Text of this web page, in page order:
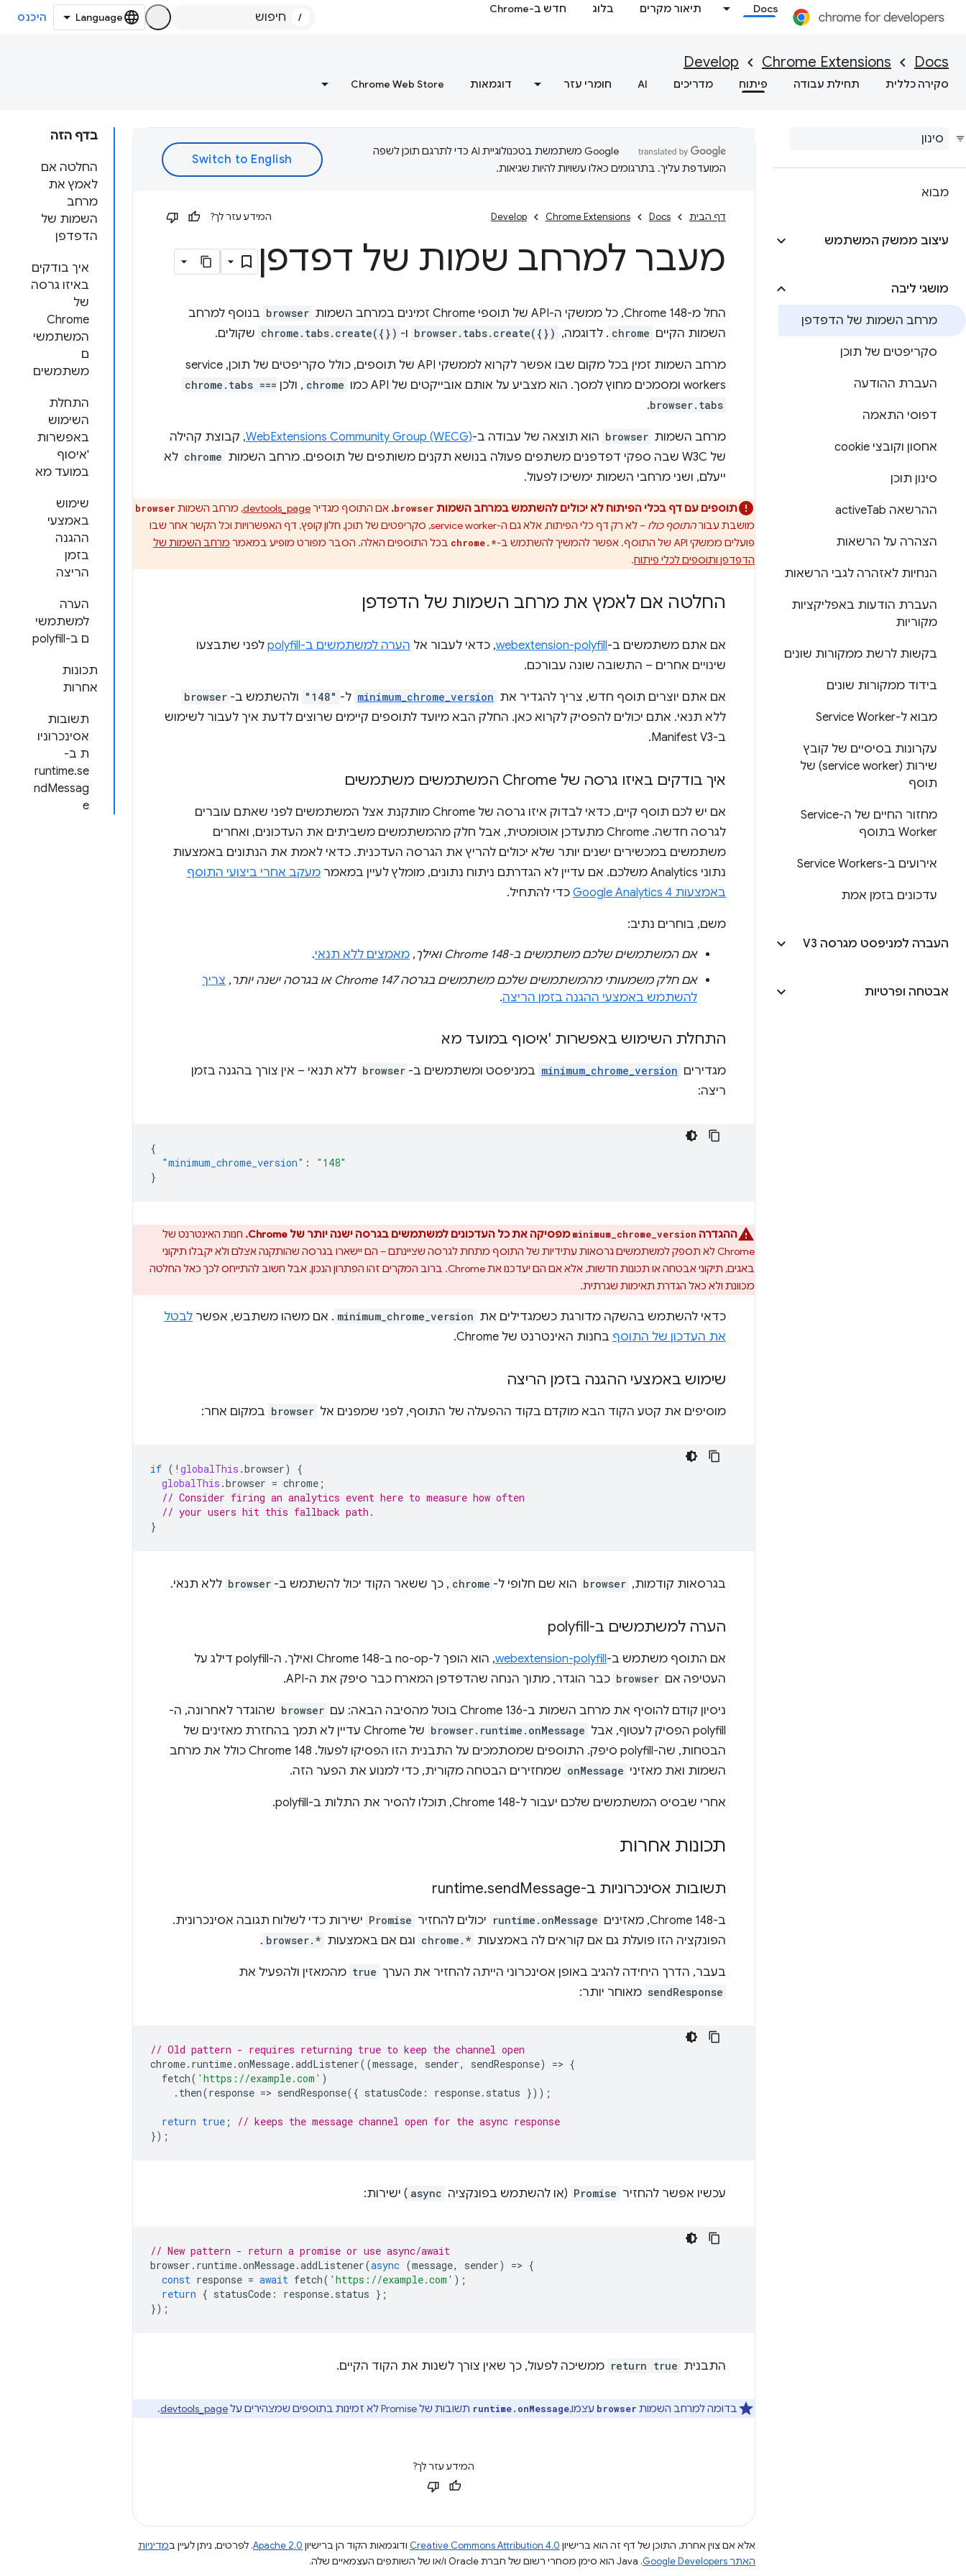
Docs תיאור מקרים בלוג חדש ב-Chrome
/ היכנס
Docs
Chrome Extensions
Develop
סקירה כללית תחילת עבודה פיתוח מדריכים AI חומרי עזר דוגמאות Chrome Web Store
מבוא
עיצוב ממשק המשתמש
מושגי ליבה
מרחב השמות של הדפדפן
סקריפטים של תוכן
העברת ההודעה
דפוסי התאמה
אחסון וקובצי cookie
סינון תוכן
ההרשאה active Tab
הצהרה על הרשאות
הנחיות לאזהרה לגבי הרשאות
העברת הודעות באפליקציות
מקוריות
בקשות לרשת ממקורות שונים
בידוד ממקורות שונים
מבוא ל-Service Worker
עקרונות בסיסיים של קובץ
שירות (service worker) של
תוסף
מחזור החיים של ה-Service
Worker בתוסף
אירועים ב-Service Workers
עדכונים בזמן אמת
העברה למניפסט מגרסה V3
אבטחה ופרטיות
בדף הזה
החלטה אם
לאמץ את
מרחב
השמות של
הדפדפן
איך בודקים
באיזו גרסה
של
Chrome
המשתמשי
ם
משתמשים
התחלת
השימוש
באפשרות
'איסוף
במועד מא
שימוש
באמצעי
ההגנה
בזמן
הריצה
הערה
למשתמשי
ם ב-polyfill
תכונות
אחרות
תשובות
אסינכרוניו
ת ב-
runtime.se
ndMessag
e
‫Google משתמשת בטכנולוגיית AI כדי לתרגם תוכן לשפה
המועדפת עליך. בתרגומים כאלו עשויות להיות שגיאות.
דף הבית Docs
Chrome Extensions
Develop המידע עזר לך?
מעבר למרחב שמות של דפדפן
החל מ-Chrome 148, כל ממשקי ה-API של תוספי Chrome זמינים במרחב השמות browser בנוסף למרחב
השמות הקיים chrome . לדוגמה, browser.tabs.create({}) ו- chrome.tabs.create({}) שקולים.
מרחב השמות זמין בכל מקום שבו אפשר לקרוא לממשקי API של תוספים, כולל סקריפטים של תוכן, service
workers ומסמכים מחוץ למסך. הוא מצביע על אותם אובייקטים של API כמו
chrome , ולכן chrome.tabs ===
browser.tabs
.
מרחב השמות browser הוא תוצאה של עבודה ב-WebExtensions Community Group (WECG), קבוצת קהילה
של W3C שבה ספקי דפדפנים משתפים פעולה בנושא תקנים משותפים של תוספים. מרחב השמות
chrome לא
ייעלם, ושני מרחבי השמות ימשיכו לפעול.
תוספים עם דף בכלי הפיתוח לא יכולים להשתמש במרחב השמות browser
. אם התוסף מגדירdevtools_page, מרחב השמות browser
מושבת עבורהתוסף כולו
– לא רק דף כלי הפיתוח, אלא גם ה-service worker, סקריפטים של תוכן, חלון קופץ, דף האפשרויות וכל הקשר אחר שבו
פועלים ממשקי API של התוסף. אפשר להמשיך להשתמש ב-
chrome.* בכל התוספים האלה. הסבר מפורט מופיע במאמר מרחב השמות של
הדפדפן ותוספים לכלי פיתוח.
החלטה אם לאמץ את מרחב השמות של הדפדפן
אם אתם משתמשים ב-webextension-polyfill, כדאי לעבור אל הערה למשתמשים ב-polyfill
לפני שתבצעו
שינויים אחרים – התשובה שונה עבורכם.
אם אתם יוצרים תוסף חדש, צריך להגדיר את minimum_chrome_version ל- "148" ולהשתמש ב- browser
ללא תנאי. אתם יכולים להפסיק לקרוא כאן. החלק הבא מיועד לתוספים קיימים שרוצים לדעת איך לעבור לשימוש
ב-Manifest V3.
איך בודקים באיזו גרסה של Chrome המשתמשים משתמשים
אם יש לכם תוסף קיים, כדאי לבדוק איזו גרסה של Chrome מותקנת אצל המשתמשים לפני שאתם עוברים
לגרסה חדשה. ‫Chrome מתעדכן אוטומטית, אבל חלק מהמשתמשים משביתים את העדכונים, ואחרים
משתמשים במכשירים ישנים יותר שלא יכולים להריץ את הגרסה העדכנית. כדאי לאמת את הנתונים באמצעות
נתוני Analytics משלכם. אם עדיין לא הגדרתם ניתוח נתונים, מומלץ לעיין במאמר
מעקב אחרי ביצועי התוסף
באמצעות Google Analytics 4
כדי להתחיל.
משם, בוחרים נתיב:
אם המשתמשים שלכם משתמשים ב-Chrome 148 ואילך , מאמצים ללא תנאי.
אם חלק משמעותי מהמשתמשים שלכם משתמשים בגרסה Chrome 147 או בגרסה ישנה יותר
, צריך
להשתמש באמצעי ההגנה בזמן הריצה.
התחלת השימוש באפשרות 'איסוף במועד מא
מגדירים minimum_chrome_version במניפסט ומשתמשים ב- browser ללא תנאי – אין צורך בהגנה בזמן
ריצה:
{
"minimum_chrome_version" :
"148"
}
ההגדרה minimum_chrome_versionמפסיקה את כל העדכונים למשתמשים בגרסה ישנה יותר של Chrome.
חנות האינטרנט של
Chrome לא תספק למשתמשים גרסאות עתידיות של התוסף מתחת לגרסה שציינתם – הם יישארו בגרסה שהותקנה אצלם ולא יקבלו תיקוני
באגים, תיקוני אבטחה או תכונות חדשות, אלא אם הם יעדכנו את Chrome. ברוב המקרים זהו הפתרון הנכון, אבל חשוב להתייחס לכך כאל החלטה
מכוונת ולא כאל הגדרת תאימות שגרתית.
כדאי להשתמש בהשקה מדורגת כשמגדילים את minimum_chrome_version . אם משהו משתבש, אפשר לבטל
את העדכון של התוסף בחנות האינטרנט של Chrome.
שימוש באמצעי ההגנה בזמן הריצה
מוסיפים את קטע הקוד הבא מוקדם בקוד ההפעלה של התוסף, לפני שמפנים אל browser במקום אחר:
if ( ! globalThis .browser)
{
globalThis .browser = chrome ;
// Consider firing an analytics event here to measure how often
// your users hit this fallback path.
}
בגרסאות קודמות, browser הוא שם חלופי ל- chrome , כך ששאר הקוד יכול להשתמש ב- browser ללא תנאי.
הערה למשתמשים ב-polyfill
אם התוסף משתמש ב-webextension-polyfill
, הוא הופך ל-no-op ב-Chrome 148 ואילך. ה-polyfill דילג על
העטיפה אם browser כבר הוגדר, מתוך הנחה שהדפדפן המארח כבר סיפק את ה-API.
ניסיון קודם להוסיף את מרחב השמות ב-Chrome 136 בוטל מהסיבה הבאה: עם browser שהוגדר לאחרונה, ה-
polyfill הפסיק לעטוף, אבל
browser.runtime.onMessage
של Chrome עדיין לא תמך בהחזרת מאזינים של
הבטחות, שה-polyfill סיפק. התוספים שמסתמכים על התבנית הזו הפסיקו לפעול. ‫Chrome 148 כולל את מרחב
השמות ואת מאזיני onMessage שמחזירים הבטחה מקורית, כדי למנוע את הפער הזה.
אחרי שבסיס המשתמשים שלכם יעבור ל-Chrome 148, תוכלו להסיר את התלות ב-polyfill.
תכונות אחרות
תשובות אסינכרוניות ב-runtime .sendMessage
ב-Chrome 148, מאזינים runtime.onMessage יכולים להחזיר Promise ישירות כדי לשלוח תגובה אסינכרונית.
הפונקציה הזו פועלת גם אם קוראים לה באמצעות chrome.* וגם אם באמצעות browser.*
.
בעבר, הדרך היחידה להגיב באופן אסינכרוני הייתה להחזיר את הערך true מהמאזין ולהפעיל את
sendResponse מאוחר יותר:
// Old pattern - requires returning true to keep the channel open
chrome. runtime.onMessage.addListener((message, sender, sendResponse) => {
fetch( 'https://example.com' )
. then(response => sendResponse({ statusCode : response. status }));
return true ;
// keeps the message channel open for the async response
});
עכשיו אפשר להחזיר Promise (או להשתמש בפונקציה async ) ישירות:
// New pattern - return a promise or use async/await
browser . runtime.onMessage.addListener(async (message, sender) => {
const response = await fetch( 'https://example.com' );
return { statusCode : response. status };
});
התבנית return true ממשיכה לפעול, כך שאין צורך לשנות את הקוד הקיים.
בדומה למרחב השמות browser עצמו,runtime.onMessage תשובות של Promise לא זמינות בתוספים שמצהירים על devtools_page
.
המידע עזר לך?
אלא אם צוין אחרת, התוכן של דף זה הוא ברישיון Creative Commons Attribution 4.0 ודוגמאות הקוד הן ברישיון Apache 2.0. לפרטים, ניתן לעיין במדיניות
האתר Google Developers‏
.‏ Java הוא סימן מסחרי רשום של חברת Oracle ו/או של השותפים העצמאיים שלה.